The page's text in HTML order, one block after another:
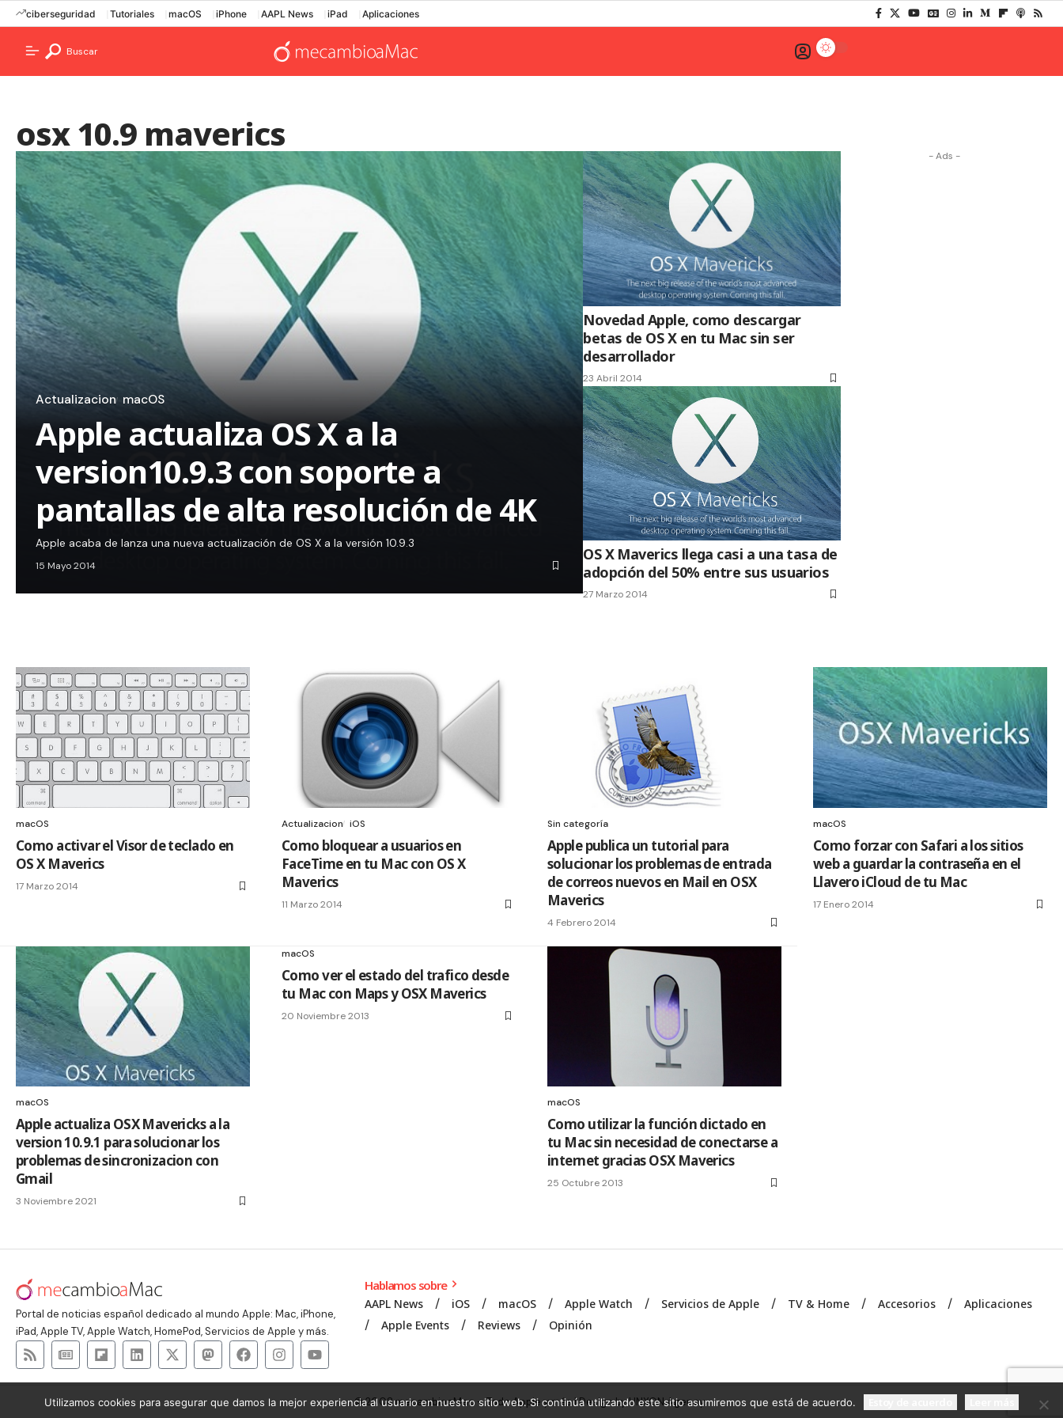
ciberseguridad Tutoriales macOS iPhone AAPL News iPad Aplicaciones
Buscar
osx 10.9 maverics
Actualizacion macOS
Apple actualiza OS X a la
version10.9.3 con soporte a
pantallas de alta resolución de 4K
Apple acaba de lanza una nueva actualización de OS X a la versión 10.9.3
15 Mayo 2014
Novedad Apple, como descargar
betas de OS X en tu Mac sin ser
desarrollador
23 Abril 2014
OS X Maverics llega casi a una tasa de
adopción del 50% entre sus usuarios
27 Marzo 2014
- Ads -
macOS
Como activar el Visor de teclado en
OS X Maverics
17 Marzo 2014
Actualizacion iOS
Como bloquear a usuarios en
FaceTime en tu Mac con OS X
Maverics
11 Marzo 2014
Sin categoría
Apple publica un tutorial para
solucionar los problemas de entrada
de correos nuevos en Mail en OSX
Maverics
4 Febrero 2014
macOS
Como forzar con Safari a los sitios
web a guardar la contraseña en el
Llavero iCloud de tu Mac
17 Enero 2014
macOS
Apple actualiza OSX Mavericks a la
version 10.9.1 para solucionar los
problemas de sincronizacion con
Gmail
3 Noviembre 2021
macOS
Como ver el estado del trafico desde
tu Mac con Maps y OSX Maverics
20 Noviembre 2013
macOS
Como utilizar la función dictado en
tu Mac sin necesidad de conectarse a
internet gracias OSX Maverics
25 Octubre 2013
Portal de noticias español dedicado al mundo Apple: Mac, iPhone,
iPad, Apple TV, Apple Watch, HomePod, Servicios de Apple y más.
Hablamos sobre
AAPL News iOS macOS Apple Watch Servicios de Apple TV & Home Accesorios
Aplicaciones
Apple Events
Reviews Opinión
© 2008 mecambioaMac – Todo Apple y más | Design byUNXON Agency.
Utilizamos cookies para asegurar que damos la mejor experiencia al usuario en nuestro sitio web. Si continúa utilizando este sitio asumiremos que está de acuerdo.